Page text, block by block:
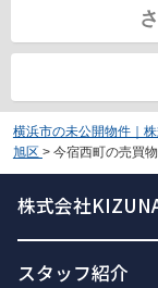
横浜市の未公開物件｜
旭区 > 今宿西町の売買
株式会社
スタッフ紹介